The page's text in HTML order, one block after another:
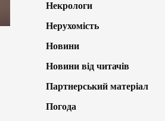
Некрологи
Нерухомість
Новини
Новини від читачів
Партнерський матеріал
Погода